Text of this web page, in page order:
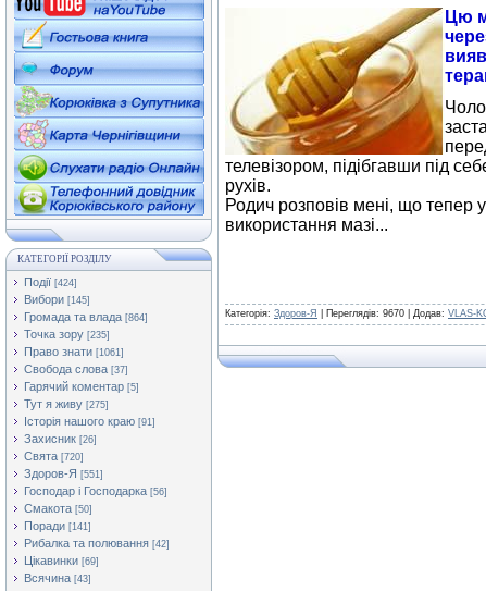
КАТЕГОРІЇ РОЗДІЛУ
Події [424]
Вибори [145]
Громада та влада [864]
Точка зору [235]
Право знати [1061]
Свобода слова [37]
Гарячий коментар [5]
Тут я живу [275]
Історія нашого краю [91]
Захисник [26]
Свята [720]
Здоров-Я [551]
Господар і Господарка [56]
Смакота [50]
Поради [141]
Рибалка та полювання [42]
Цікавинки [69]
Всячина [43]
Цю
телевізором, підібгавши під
рухів.
Родич розповів мені, що тепер
використання мазі...
Категорія: Здоров-Я | Переглядів: 9670 | Додав: VLAS-